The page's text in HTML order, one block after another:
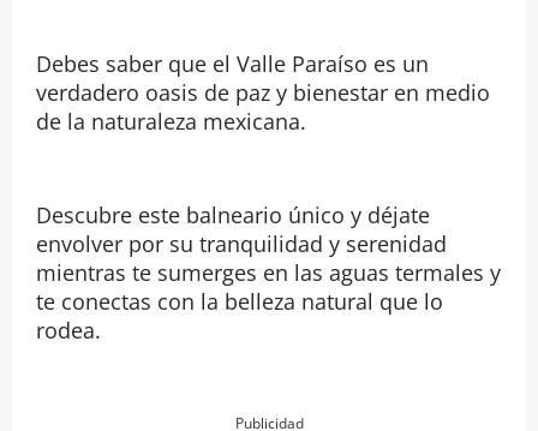
Debes saber que el Valle Paraíso es un
verdadero oasis de paz y bienestar en medio
de la naturaleza mexicana.
Descubre este balneario único y déjate
envolver por su tranquilidad y serenidad
mientras te sumerges en las aguas termales y
te conectas con la belleza natural que lo
rodea.
Publicidad